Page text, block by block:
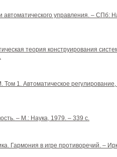
управления. – СПб:
теория конструирования
1. Автоматическое
– М.: Наука, 1979. – 339 с.
Гармония в игре противоречий. –